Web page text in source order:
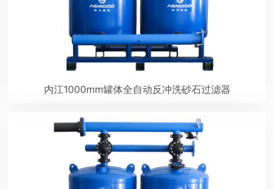
内江1000mm罐体全自动反冲洗砂石过滤器